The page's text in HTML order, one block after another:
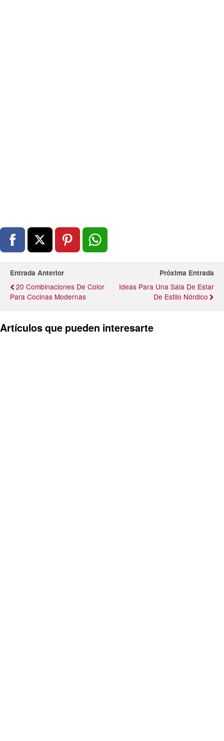
Entrada Anterior
20 Combinaciones De Color
Para Cocinas Modernas
Próxima Entrada
Ideas Para Una Sala De Estar
De Estilo Nórdico
Artículos que pueden interesarte